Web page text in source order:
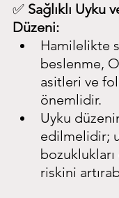
✅ Sağlıklı Uyku
Düzeni:
Hamilelikte
beslenme,
asitleri ve
önemlidir.
Uyku
edilmelidir;
riskini